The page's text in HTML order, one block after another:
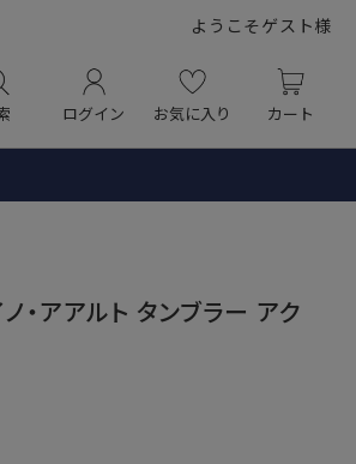
ようこそゲスト様
ログイン お気に入り カート
・アアルト タンブラー アク